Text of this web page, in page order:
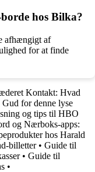
hos Bilka?
afhængigt af
for at finde
Kontakt: Hvad
for denne lyse
og tips til HBO
og Nærboks-apps:
hos Harald
billetter• Guide til
• Guide til
•